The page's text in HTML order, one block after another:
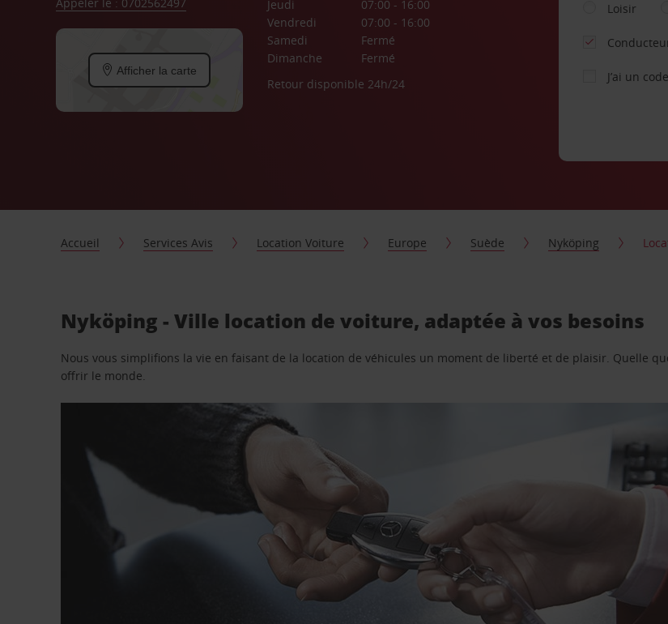
Afficher la carte
Jeudi
07:00 - 16:00
Vendredi
07:00 - 16:00
Samedi
Fermé
Dimanche
Fermé
Retour disponible 24h/24
Loisir
J’ai un
Accueil Services Avis Location Voiture Europe Suède Nyköping
Nyköping - Ville location de voiture, adaptée à vos besoins
Nous vous simplifions la vie en faisant de la location de véhicules un moment de liberté et de plaisir. Quelle
offrir le monde.